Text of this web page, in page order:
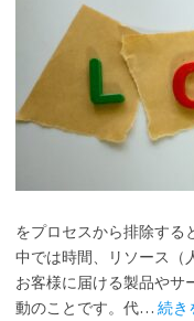
をプロセスから排除す
中では時間、リソース（
お客様に届ける製品やサ
動のことです。代… 続き